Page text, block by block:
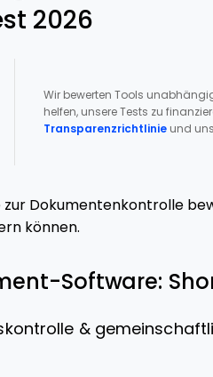
2026
Wir bewerten Tools
helfen, unsere Tests zu
Transparenzrichtlinieund
Dokumentenkontrolle
können.
Software:
&